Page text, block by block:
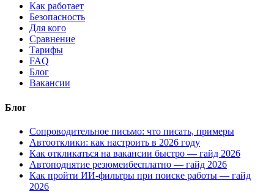
Как работает
Безопасность
Для кого
Сравнение
Тарифы
FAQ
Блог
Вакансии
Блог
Сопроводительное письмо: что писать, примеры
Автоотклики: как настроить в 2026 году
Как откликаться на вакансии быстро — гайд 2026
Автоподнятие резюмеибесплатно — гайд 2026
Как пройти ИИ-фильтры при поиске работы — гайд
2026